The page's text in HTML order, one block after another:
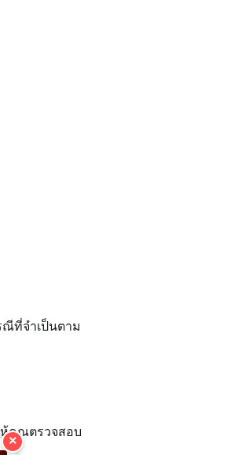
×
ที่จำเป็นตาม
ห้คุณตรวจสอบ